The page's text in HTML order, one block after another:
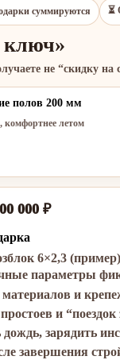
суммируются ⏳
ключ»
не “скидку
полов 200 мм
комфортнее летом
000 ₽
6×2,3
параметры
и
и “поездок
дождь, зарядить
завершения